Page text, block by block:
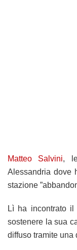
Matteo Salvini,
Alessandria dove
stazione
Lì ha incontrato
sostenere la sua
diffuso tramite una